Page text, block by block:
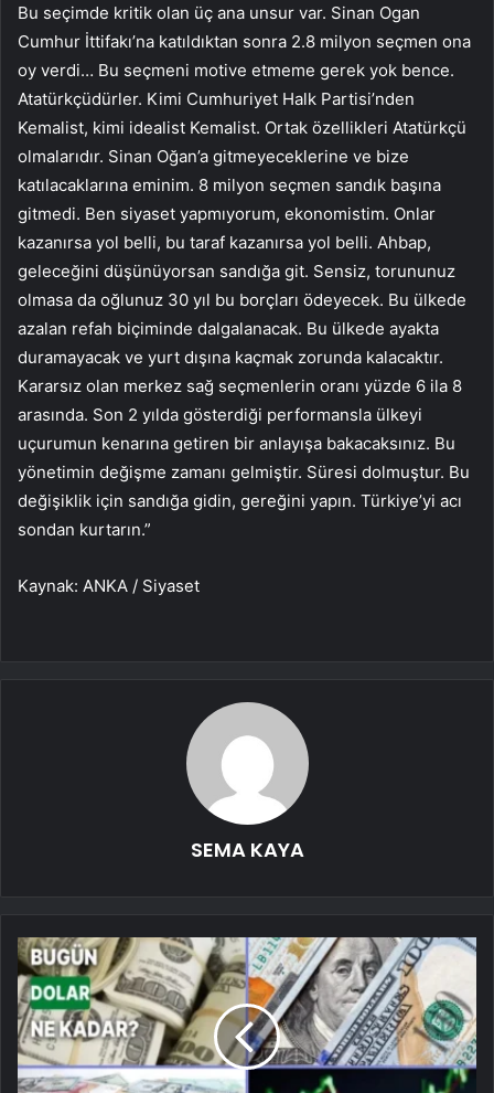
Bu seçimde kritik olan üç ana unsur var. Sinan Ogan
Cumhur İttifakı’na katıldıktan sonra 2.8 milyon seçmen ona
oy verdi… Bu seçmeni motive etmeme gerek yok bence.
Atatürkçüdürler. Kimi Cumhuriyet Halk Partisi’nden
Kemalist, kimi idealist Kemalist. Ortak özellikleri Atatürkçü
olmalarıdır. Sinan Oğan’a gitmeyeceklerine ve bize
katılacaklarına eminim. 8 milyon seçmen sandık başına
gitmedi. Ben siyaset yapmıyorum, ekonomistim. Onlar
kazanırsa yol belli, bu taraf kazanırsa yol belli. Ahbap,
geleceğini düşünüyorsan sandığa git. Sensiz, torununuz
olmasa da oğlunuz 30 yıl bu borçları ödeyecek. Bu ülkede
azalan refah biçiminde dalgalanacak. Bu ülkede ayakta
duramayacak ve yurt dışına kaçmak zorunda kalacaktır.
Kararsız olan merkez sağ seçmenlerin oranı yüzde 6 ila 8
arasında. Son 2 yılda gösterdiği performansla ülkeyi
uçurumun kenarına getiren bir anlayışa bakacaksınız. Bu
yönetimin değişme zamanı gelmiştir. Süresi dolmuştur. Bu
değişiklik için sandığa gidin, gereğini yapın. Türkiye’yi acı
sondan kurtarın.”
Kaynak: ANKA / Siyaset
SEMA KAYA